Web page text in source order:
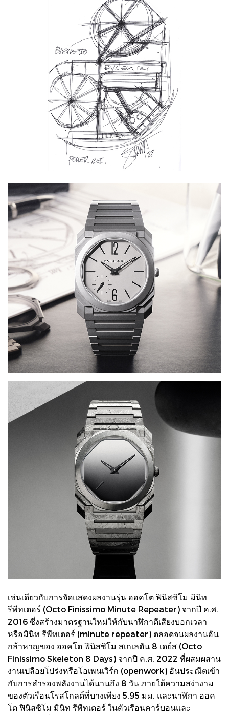
เช่นเดียวกับการจัดแสดงผลงานรุ่น ออคโต ฟินิสซิโม มินิท
รีพีทเตอร์ (Octo Finissimo Minute Repeater) จากปี ค.ศ.
2016 ซึ่งสร้างมาตรฐานใหม่ให้กับนาฬิกาตีเสียงบอกเวลา
หรือมินิท รีพีทเตอร์ (minute repeater) ตลอดจนผลงานอัน
กล้าหาญของ ออคโต ฟินิสซิโม สเกเลตัน 8 เดย์ส (Octo
Finissimo Skeleton 8 Days) จากปี ค.ศ. 2022 ที่ผสมผสาน
งานเปลือยโปร่งหรือโอเพนเวิร์ก (openwork) อันประณีตเข้า
กับการสำรองพลังงานได้นานถึง 8 วัน ภายใต้ความสง่างาม
ของตัวเรือนโรสโกลด์ที่บางเพียง 5.95 มม. และนาฬิกา ออค
โต ฟินิสซิโม มินิท รีพีทเตอร์ ในตัวเรือนคาร์บอนและ